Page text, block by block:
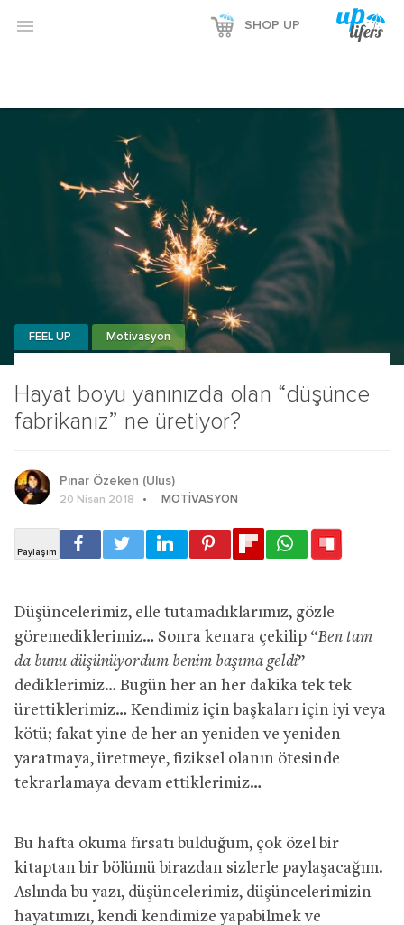
 SHOP UP
Hayat boyu yanınızda olan “düşünce
fabrikanız” ne üretiyor?
FEEL UP Motivasyon
Pınar Özeken (Ulus)
20 Nisan 2018 MOTIVASYON
Düşüncelerimiz, elle tutamadıklarımız, gözle
göremediklerimiz… Sonra kenara çekilip “Ben tam
da bunu düşünüyordum benim başıma geldi”
dediklerimiz… Bugün her an her dakika tek tek
ürettiklerimiz… Kendimiz için başkaları için iyi veya
kötü; fakat yine de her an yeniden ve yeniden
yaratmaya, üretmeye, fiziksel olanın ötesinde
tekrarlamaya devam ettiklerimiz…
Bu hafta okuma fırsatı bulduğum, çok özel bir
kitaptan bir bölümü birazdan sizlerle paylaşacağım.
Aslında bu yazı, düşüncelerimiz, düşüncelerimizin
hayatımızı, kendi kendimize yapabilmek ve